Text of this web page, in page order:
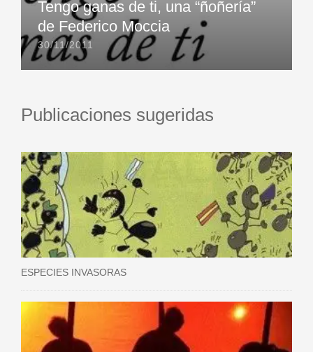
Tengo ganas de ti, una “ñoñería”
de Federico Moccia
30/11/2011
Publicaciones sugeridas
ESPECIES INVASORAS